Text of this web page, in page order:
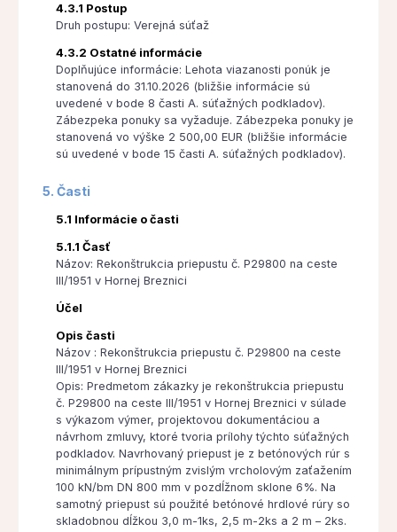
4.3.1 Postup
Druh postupu: Verejná súťaž
4.3.2 Ostatné informácie
Doplňujúce informácie: Lehota viazanosti ponúk je
stanovená do 31.10.2026 (bližšie informácie sú
uvedené v bode 8 časti A. súťažných podkladov).
Zábezpeka ponuky sa vyžaduje. Zábezpeka ponuky je
stanovená vo výške 2 500,00 EUR (bližšie informácie
sú uvedené v bode 15 časti A. súťažných podkladov).
5. Časti
5.1 Informácie o časti
5.1.1 Časť
Názov: Rekonštrukcia priepustu č. P29800 na ceste
III/1951 v Hornej Breznici
Účel
Opis časti
Názov : Rekonštrukcia priepustu č. P29800 na ceste
III/1951 v Hornej Breznici
Opis: Predmetom zákazky je rekonštrukcia priepustu
č. P29800 na ceste III/1951 v Hornej Breznici v súlade
s výkazom výmer, projektovou dokumentáciou a
návrhom zmluvy, ktoré tvoria prílohy týchto súťažných
podkladov. Navrhovaný priepust je z betónových rúr s
minimálnym prípustným zvislým vrcholovým zaťažením
100 kN/bm DN 800 mm v pozdĺžnom sklone 6%. Na
samotný priepust sú použité betónové hrdlové rúry so
skladobnou dĺžkou 3,0 m-1ks, 2,5 m-2ks a 2 m – 2ks.